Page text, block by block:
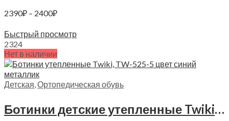
2390₽ – 2400₽Диапазон
2390₽
Быстрый просмотр
2324
Нет в наличии
Детская,Ортопедическая обувь
Ботинки детские утепленные Twiki, TW-525-5 цвет синий металлик